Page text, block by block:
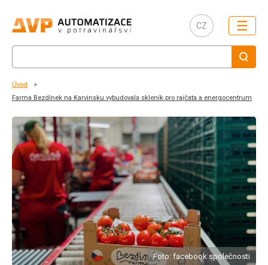
CZ ☰
Úvod
Farma Bezdínek na Karvinsku vybudovala skleník pro rajčata a energocentrum
Foto: facebook společnosti